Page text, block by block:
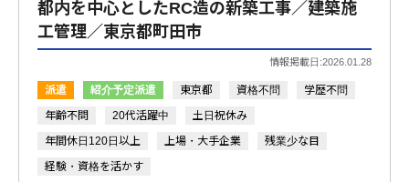
都内を中心としたRC造の新築工事／建築施
工管理／東京都町田市
情報掲載日:2026.01.28
派遣 紹介予定派遣 東京都 資格不問
学歴不問
年齢不問
20代活躍中
土日祝休み
年間休日120日以上
上場・大手企業
残業少な目
経験・資格を活かす